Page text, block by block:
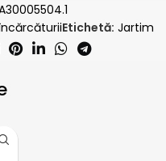
Etichetă: Jartim